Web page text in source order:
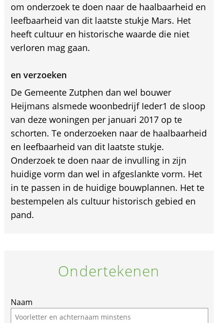
om onderzoek te doen naar de haalbaarheid en
leefbaarheid van dit laatste stukje Mars. Het
heeft cultuur en historische waarde die niet
verloren mag gaan.
en verzoeken
De Gemeente Zutphen dan wel bouwer
Heijmans alsmede woonbedrijf Ieder1 de sloop
van deze woningen per januari 2017 op te
schorten. Te onderzoeken naar de haalbaarheid
en leefbaarheid van dit laatste stukje.
Onderzoek te doen naar de invulling in zijn
huidige vorm dan wel in afgeslankte vorm. Het
in te passen in de huidige bouwplannen. Het te
bestempelen als cultuur historisch gebied en
pand.
Ondertekenen
Naam